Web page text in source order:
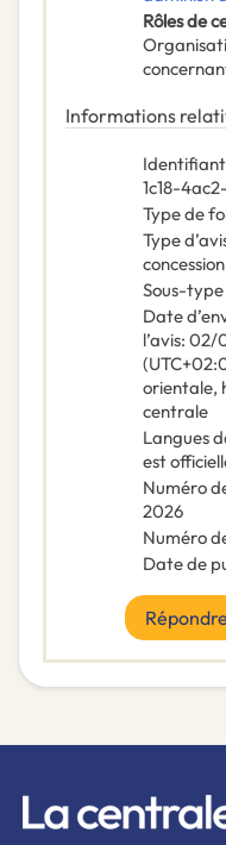
Rôles de
Informations
1c18-
Type de
Type
Sous-type
Date
l’avis: 02/
orientale,
centrale
Langues
est
Numéro
2026
Numéro
Date de
Répondre